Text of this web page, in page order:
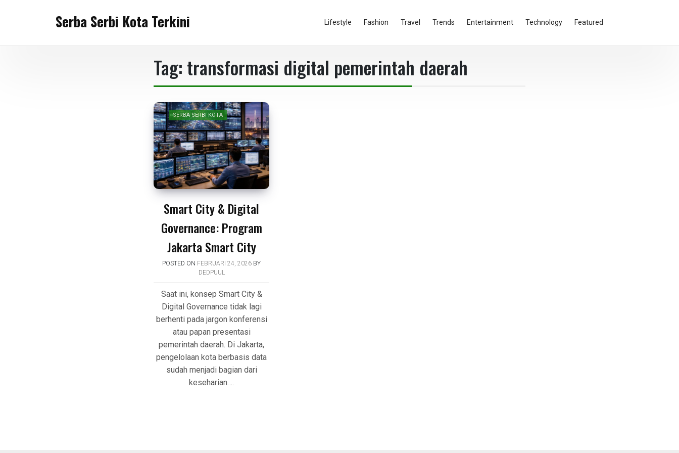
Serba Serbi Kota Terkini Lifestyle Fashion Travel Trends Entertainment Technology Featured
Tag: transformasi digital pemerintah daerah
SERBA SERBI KOTA
Smart City & Digital
Governance: Program
Jakarta Smart City
POSTED ON FEBRUARI 24, 2026 BY
DEDPUUL
Saat ini, konsep Smart City &
Digital Governance tidak lagi
berhenti pada jargon konferensi
atau papan presentasi
pemerintah daerah. Di Jakarta,
pengelolaan kota berbasis data
sudah menjadi bagian dari
keseharian….